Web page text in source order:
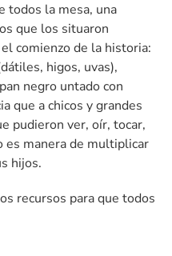
todos la mesa, una
que los situaron
comienzo de la historia:
higos, uvas),
negro untado con
que a chicos y grandes
pudieron ver, oír, tocar,
es manera de multiplicar
hijos.
recursos para que todos